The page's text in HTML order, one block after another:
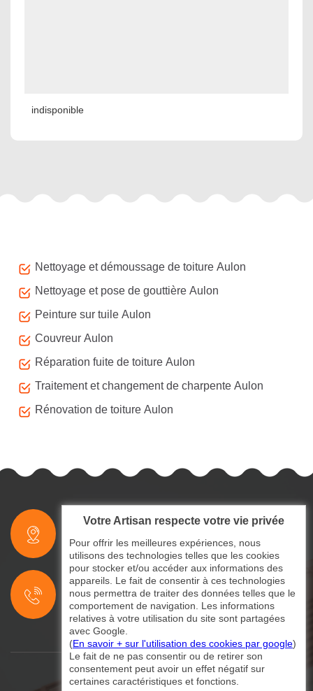
indisponible
Nettoyage et démoussage de toiture Aulon
Nettoyage et pose de gouttière Aulon
Peinture sur tuile Aulon
Couvreur Aulon
Réparation fuite de toiture Aulon
Traitement et changement de charpente Aulon
Rénovation de toiture Aulon
indisponible
indisponible
©2024 - 2026 Tout droit réservé
Votre Artisan respecte votre vie privée
Pour offrir les meilleures expériences, nous
utilisons des technologies telles que les cookies
pour stocker et/ou accéder aux informations des
appareils. Le fait de consentir à ces technologies
nous permettra de traiter des données telles que le
comportement de navigation. Les informations
relatives à votre utilisation du site sont partagées
avec Google.
(En savoir + sur l'utilisation des cookies par google)
Le fait de ne pas consentir ou de retirer son
consentement peut avoir un effet négatif sur
certaines caractéristiques et fonctions.